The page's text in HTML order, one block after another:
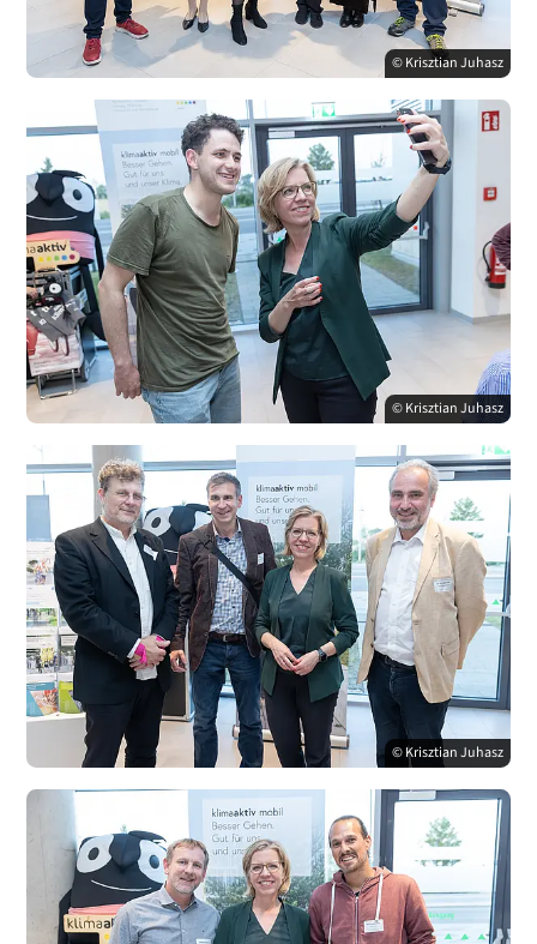
© Krisztian Juhasz
© Krisztian Juhasz
© Krisztian Juhasz